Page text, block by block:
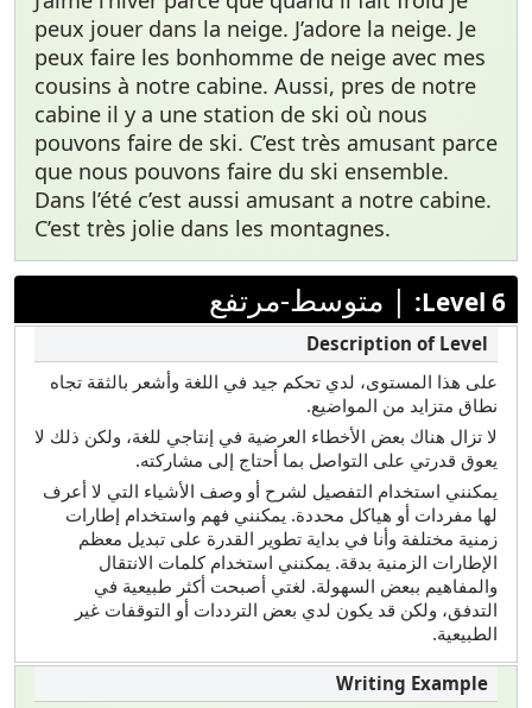
peux jouer dans la neige. J’adore la neige. Je
peux faire les bonhomme de neige avec mes
cousins à notre cabine. Aussi, pres de notre
cabine il y a une station de ski où nous
pouvons faire de ski. C’est très amusant parce
que nous pouvons faire du ski ensemble.
Dans l’été c’est aussi amusant a notre cabine.
C’est très jolie dans les montagnes.
Level 6:
| متوسط-مرتفع
على هذا المستوى، لدي تحكم جيد في اللغة وأشعر بالثقة تجاه
نطاق متزايد من المواضيع.
لا تزال هناك بعض الأخطاء العرضية في إنتاجي للغة، ولكن ذلك لا
يعوق قدرتي على التواصل بما أحتاج إلى مشاركته.
يمكنني استخدام التفصيل لشرح أو وصف الأشياء التي لا أعرف
لها مفردات أو هياكل محددة. يمكنني فهم واستخدام إطارات
زمنية مختلفة وأنا في بداية تطوير القدرة على تبديل معظم
الإطارات الزمنية بدقة. يمكنني استخدام كلمات الانتقال
والمفاهيم ببعض السهولة. لغتي أصبحت أكثر طبيعية في
التدفق، ولكن قد يكون لدي بعض الترددات أو التوقفات غير
الطبيعية.